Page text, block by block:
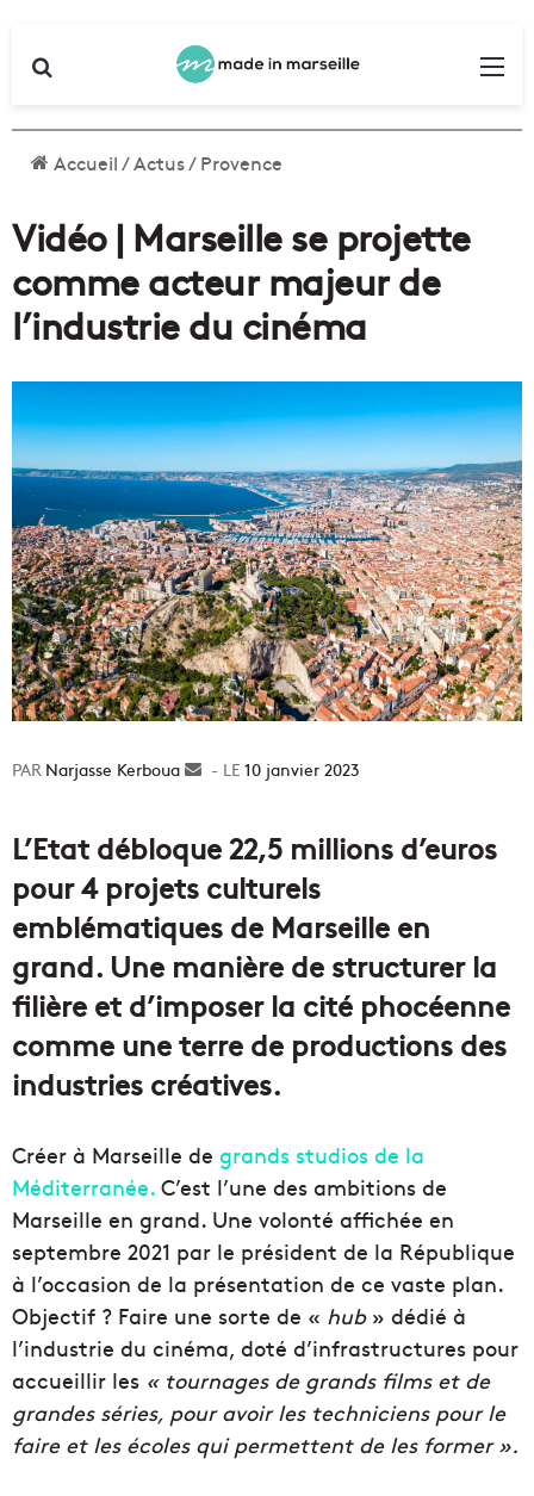
Accueil/Actus/Provence
Vidéo | Marseille se projette
comme acteur majeur de
l’industrie du cinéma
Narjasse Kerboua
Envoyer10 janvier 2023
L’Etat débloque 22,5 millions d’euros
pour 4 projets culturels
emblématiques de Marseille en
grand. Une manière de structurer la
filière et d’imposer la cité phocéenne
comme une terre de productions des
industries créatives.
Créer à Marseille de grands studios de la
Méditerranée. C’est l’une des ambitions de
Marseille en grand. Une volonté affichée en
septembre 2021 par le président de la République
à l’occasion de la présentation de ce vaste plan.
Objectif ? Faire une sorte de « hub» dédié à
l’industrie du cinéma, doté d’infrastructures pour
accueillir les « tournages de grands films et de
grandes séries, pour avoir les techniciens pour le
faire et les écoles qui permettent de les former ».